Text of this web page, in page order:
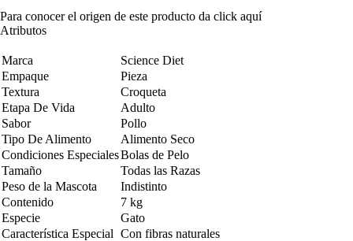
Para conocer el origen de este producto da click aquí
Atributos
Marca
Science Diet
Empaque
Pieza
Textura
Croqueta
Etapa De Vida
Adulto
Sabor
Pollo
Tipo De Alimento
Alimento Seco
Condiciones EspecialesBolas de Pelo
Tamaño
Todas las Razas
Peso de la Mascota
Indistinto
Contenido
7 kg
Especie
Gato
Característica Especial Con fibras naturales